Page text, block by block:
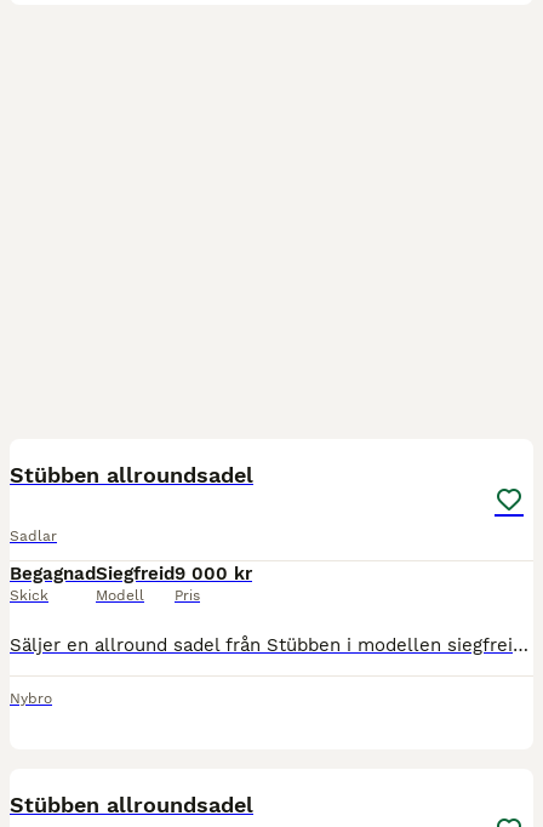
Stübben allroundsadel
Sadlar
Begagnad
Skick
Siegfreid
Modell
9 000 kr
Pris
Säljer en allround sadel från Stübben i modellen siegfreid. 17’. Är endast använd ett fåtal gånger i fint skick
Nybro
Stübben allroundsadel